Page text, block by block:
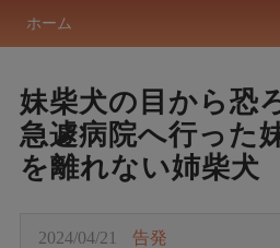
ホーム
妹柴犬の目から恐
急遽病院へ行った
を離れない姉柴犬
2024/04/21 告発